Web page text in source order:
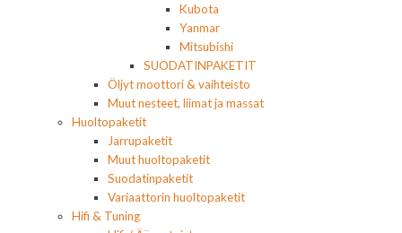
Kubota
Yanmar
Mitsubishi
SUODATINPAKETIT
Öljyt moottori & vaihteisto
Muut nesteet, liimat ja massat
Huoltopaketit
Jarrupaketit
Muut huoltopaketit
Suodatinpaketit
Variaattorin huoltopaketit
Hifi & Tuning